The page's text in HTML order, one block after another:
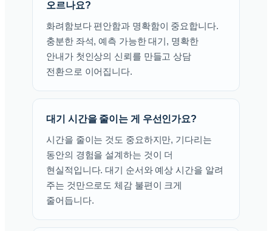
오르나요?
화려함보다 편안함과 명확함이 중요합니다.
충분한 좌석, 예측 가능한 대기, 명확한
안내가 첫인상의 신뢰를 만들고 상담
전환으로 이어집니다.
대기 시간을 줄이는 게 우선인가요?
시간을 줄이는 것도 중요하지만, 기다리는
동안의 경험을 설계하는 것이 더
현실적입니다. 대기 순서와 예상 시간을 알려
주는 것만으로도 체감 불편이 크게
줄어듭니다.